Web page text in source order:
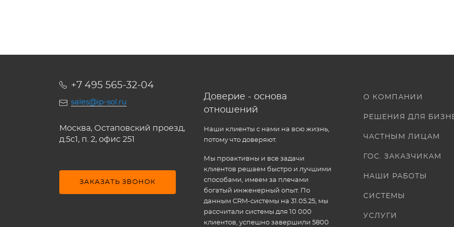
+7 495 565-32-04
sales@ip-sol.ru
Москва, Остаповский проезд,
д.5c1, п. 2, офис 251
ЗАКАЗАТЬ ЗВОНОК
Доверие - основа
отношений
Наши клиенты с нами на всю жизнь,
потому что доверяют.
Мы проактивны и все задачи
клиентов решаем быстро и лучшими
способами, имеем за плечами
богатый инженерный опыт. По
данным CRM-системы на 31.05.25, мы
рассчитали системы для 10 000
клиентов, успешно завершили 5800
О КОМПАНИИ
РЕШЕНИЯ ДЛЯ
ЧАСТНЫМ ЛИЦАМ
ГОС. ЗАКАЗЧИКАМ
НАШИ РАБОТЫ
СИСТЕМЫ
УСЛУГИ